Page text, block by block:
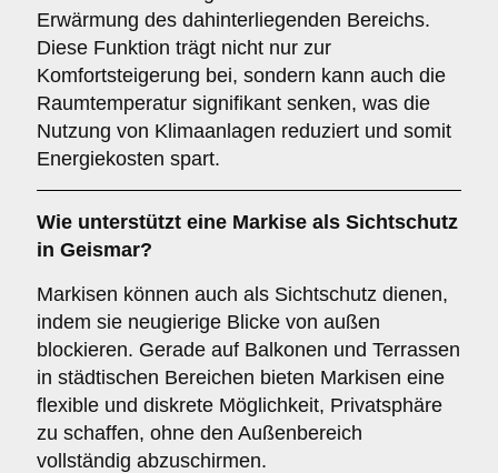
Erwärmung des dahinterliegenden Bereichs.
Diese Funktion trägt nicht nur zur
Komfortsteigerung bei, sondern kann auch die
Raumtemperatur signifikant senken, was die
Nutzung von Klimaanlagen reduziert und somit
Energiekosten spart.
Wie unterstützt eine Markise als Sichtschutz
in Geismar?
Markisen können auch als Sichtschutz dienen,
indem sie neugierige Blicke von außen
blockieren. Gerade auf Balkonen und Terrassen
in städtischen Bereichen bieten Markisen eine
flexible und diskrete Möglichkeit, Privatsphäre
zu schaffen, ohne den Außenbereich
vollständig abzuschirmen.